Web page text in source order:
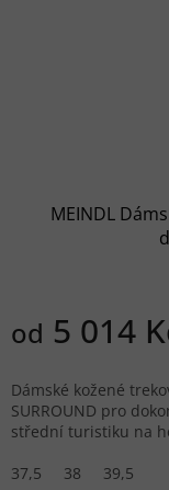
MEINDL
od 5 014
Dámské kožené
SURROUND pro
střední turistiku na
37,5
38 39,5